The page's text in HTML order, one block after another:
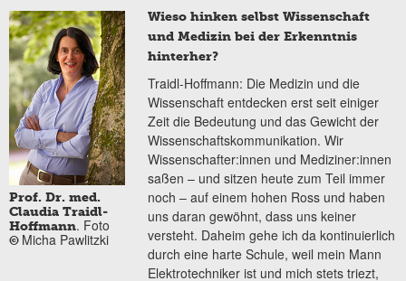
Prof. Dr. med.
Claudia Traidl-
Hoffmann. Foto
© Micha Pawlitzki
Wieso hinken selbst Wissenschaft
und Medizin bei der Erkenntnis
hinterher?
Traidl-Hoffmann: Die Medizin und die
Wissenschaft entdecken erst seit einiger
Zeit die Bedeutung und das Gewicht der
Wissenschaftskommunikation. Wir
Wissenschafter:innen und Mediziner:innen
saßen – und sitzen heute zum Teil immer
noch – auf einem hohen Ross und haben
uns daran gewöhnt, dass uns keiner
versteht. Daheim gehe ich da kontinuierlich
durch eine harte Schule, weil mein Mann
Elektrotechniker ist und mich stets triezt,